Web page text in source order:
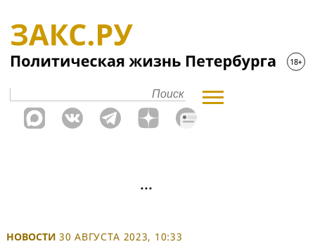
НОВОСТИ 30 АВГУСТА 2023, 10:33